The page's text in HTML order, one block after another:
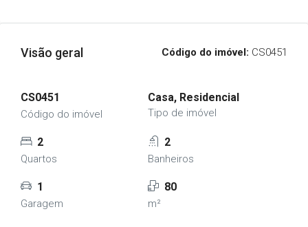
Visão geral Código do imóvel: CS0451
CS0451
Código do imóvel
Casa, Residencial
Tipo de imóvel
2
Quartos
2
Banheiros
1
Garagem
80
m²